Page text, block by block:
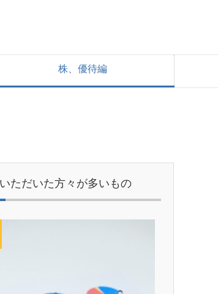
株、優待編
ただいた方々が多いもの